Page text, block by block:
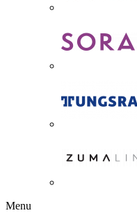
Menu